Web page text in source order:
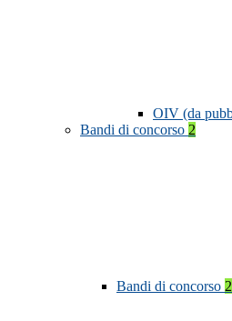
OIV (da
Bandi di concorso 2
Bandi di concorso 2